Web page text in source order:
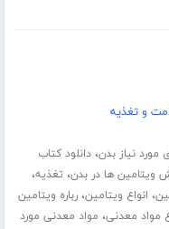
و تغذیه
مورد نیاز بدن،دانلود کتاب
ویتامین ها در بدن، تغذیه،
، انواع ویتامین،رباره ویتامین
مواد معدنی، مواد معدنی مورد